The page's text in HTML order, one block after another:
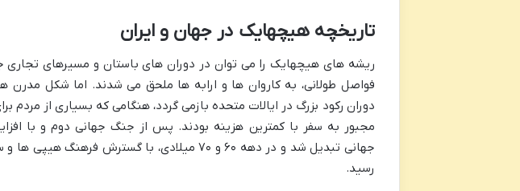
تاریخچه هیچهایک در جهان و ایران
ریشه های هیچهایک را می توان در دوران های باستان و مسیرهای تجاری
فواصل طولانی، به کاروان ها و ارابه ها ملحق می شدند. اما شکل مدرن
دوران رکود بزرگ در ایالات متحده بازمی گردد، هنگامی که بسیاری از مردم
مجبور به سفر با کمترین هزینه بودند. پس از جنگ جهانی دوم و با
جهانی تبدیل شد و در دهه ۶۰ و ۷۰ میلادی، با گسترش
رسید.